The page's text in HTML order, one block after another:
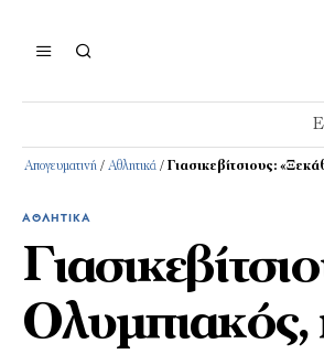
Απογευματινή / Αθλητικά / Γιασικεβίτσιους:
ΑΘΛΗΤΙΚΆ
Ολυμπιακός,